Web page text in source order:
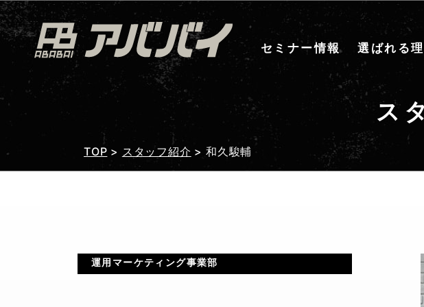
セミナー情報 選ばれる
ス
TOP > スタッフ紹介 >和久駿輔
運用マーケティング事業部